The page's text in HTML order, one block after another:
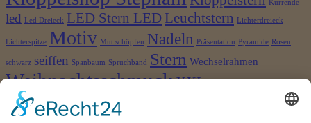
Kurrende
led Led Dreieck LED Stern LED Leuchtstern Lichterdreieck
Lichterspitze Motiv Mut schöpfen Nadeln Präsentation Pyramide Rosen
schwarz seiffen Spanbaum Spruchband Stern Wechselrahmen
WeihnachtsschmuckXXL
©2026 Klöppelshop und Drechslerei Stephani
×